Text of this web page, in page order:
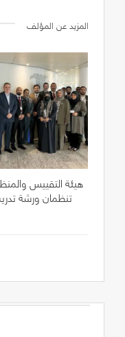
المزيد عن المؤلف
هيئة التقييس